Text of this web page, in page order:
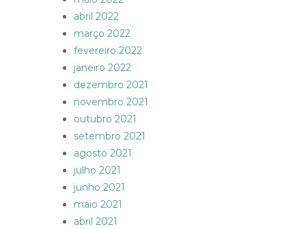
abril 2022
março 2022
fevereiro 2022
janeiro 2022
dezembro 2021
novembro 2021
outubro 2021
setembro 2021
agosto 2021
julho 2021
junho 2021
maio 2021
abril 2021